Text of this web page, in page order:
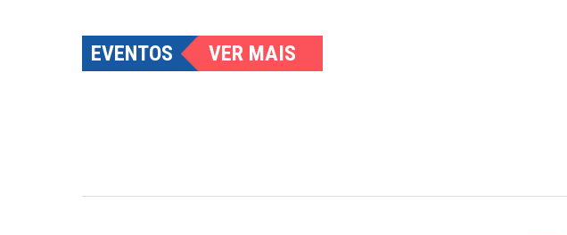
EVENTOS VER MAIS